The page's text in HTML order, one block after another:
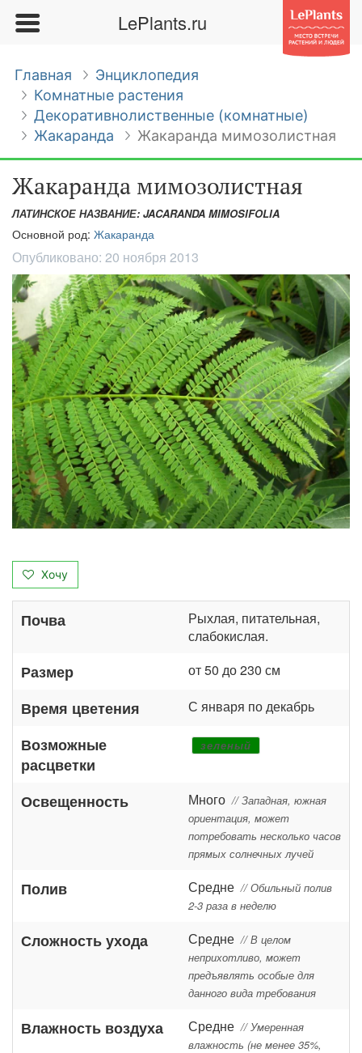
LePlants.ru
Главная
Энциклопедия
Комнатные растения
Декоративнолиственные (комнатные)
Жакаранда
Жакаранда мимозолистная
Жакаранда мимозолистная
ЛАТИНСКОЕ НАЗВАНИЕ: JACARANDA MIMOSIFOLIA
Основной род: Жакаранда
Опубликовано: 20 ноября 2013
Хочу
Почва
Рыхлая, питательная,
слабокислая.
Размер от 50 до 230 см
Время цветения С января по декабрь
Возможные
расцветки
зеленый
Освещенность Много // Западная, южная
ориентация, может
потребовать несколько часов
прямых солнечных лучей
Полив Средне // Обильный полив
2-3 раза в неделю
Сложность ухода Средне // В целом
неприхотливо, может
предъявлять особые для
данного вида требования
Влажность воздуха Средне // Умеренная
влажность (не менее 35%,